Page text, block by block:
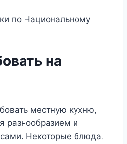
по Национальному
на
местную кухню,
разнообразием и
Некоторые блюда,